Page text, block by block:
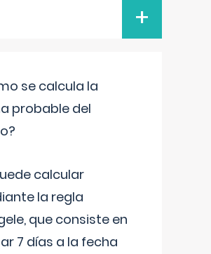
+
se calcula la
probable del
calcular
la regla
que consiste en
7 días a la fecha